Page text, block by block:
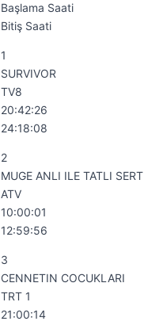
Başlama Saati
Bitiş Saati
1
SURVIVOR
TV8
20:42:26
24:18:08
2
MUGE ANLI ILE TATLI SERT
ATV
10:00:01
12:59:56
3
CENNETIN COCUKLARI
TRT 1
21:00:14